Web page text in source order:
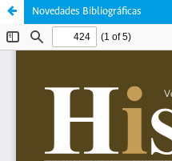
Novedades Bibliográficas